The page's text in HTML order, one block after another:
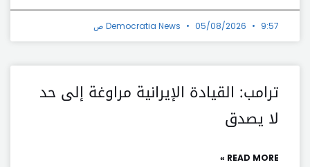
Democratia News 05/08/2026 9:57 ص
ترامب: القيادة الإيرانية مراوغة إلى حد
لا يصدق
READ MORE »